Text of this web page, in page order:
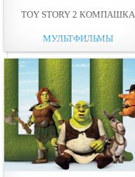
TOY STORY 2 КОМПАШКА
МУЛЬТФИЛЬМЫ